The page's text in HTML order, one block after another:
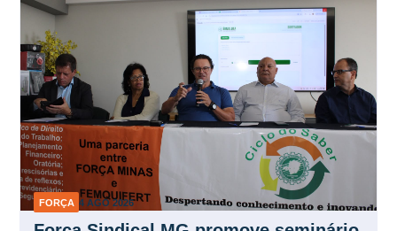
FORÇA 4 AGO 2026